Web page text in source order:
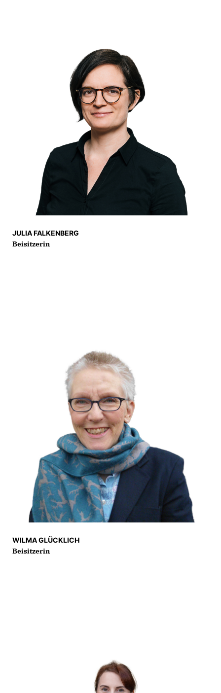
JULIA FALKENBERG
Beisitzerin
WILMA GLÜCKLICH
Beisitzerin